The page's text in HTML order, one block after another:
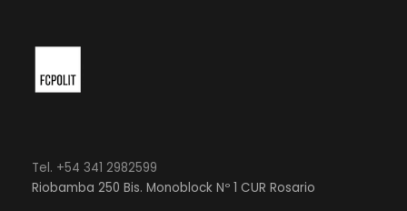
Tel. +54 341 2982599
Riobamba 250 Bis. Monoblock Nº 1 CUR Rosario